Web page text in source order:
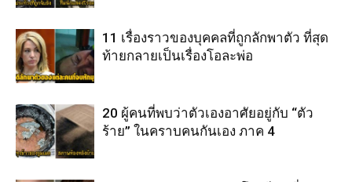
11 เรื่องราวของบุคคลที่ถูกลักพาตัว ที่สุด
ท้ายกลายเป็นเรื่องโอละพ่อ
20 ผู้คนที่พบว่าตัวเองอาศัยอยู่กับ “ตัว
ร้าย” ในคราบคนกันเอง ภาค 4